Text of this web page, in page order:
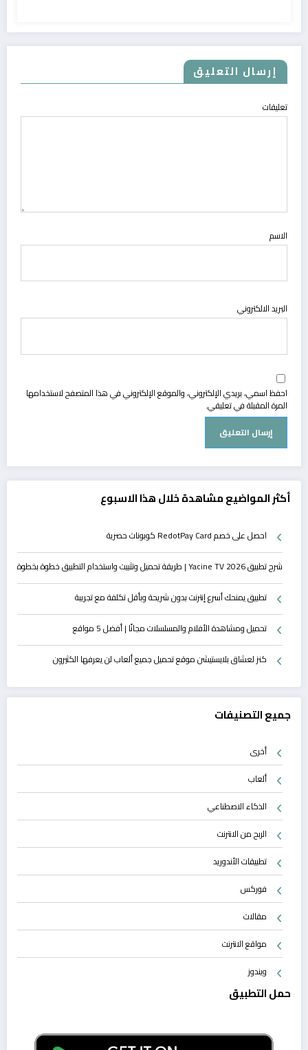
إرسال التعليق
تعليقات
الاسم
البريد الالكتروني
احفظ اسمي، بريدي الإلكتروني، والموقع الإلكتروني في هذا المتصفح لاستخدامها
المرة المقبلة في تعليقي.
أكثر المواضيع مشاهدة خلال هذا الاسبوع
احصل على خصم RedotPay Card كوبونات حصرية
شرح تطبيق Yacine TV 2026 | طريقة تحميل وتثبيت واستخدام التطبيق خطوة بخطوة
تطبيق يمنحك أسرع إنترنت بدون شريحة وبأقل تكلفة مع تجريبة
تحميل ومشاهدة الأفلام والمسلسلات مجانًا | أفضل 5 مواقع
كنز لعشاق بلايستيشن موقع تحميل جميع ألعاب لن يعرفها الكثيرون
جميع التصنيفات
أخرى
ألعاب
الذكاء الاصطناعي
الربح من الانترنت
تطبيقات الأندوريد
فوركس
مقالات
مواقع الانترنت
ويندوز
حمل التطبيق